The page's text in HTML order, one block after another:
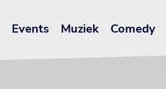
Events Muziek Comedy